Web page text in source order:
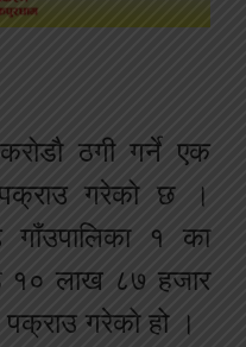
ठगी गर्ने एक
पक्राउ गरेको छ ।
गाँउपालिका १ का
१० लाख ८७ हजार
गरेको हो ।